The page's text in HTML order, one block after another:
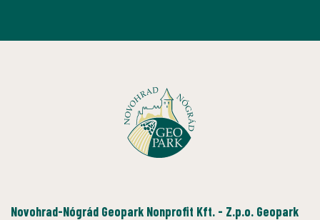
Novohrad-Nógrád Geopark Nonprofit Kft. - Z.p.o. Geopark